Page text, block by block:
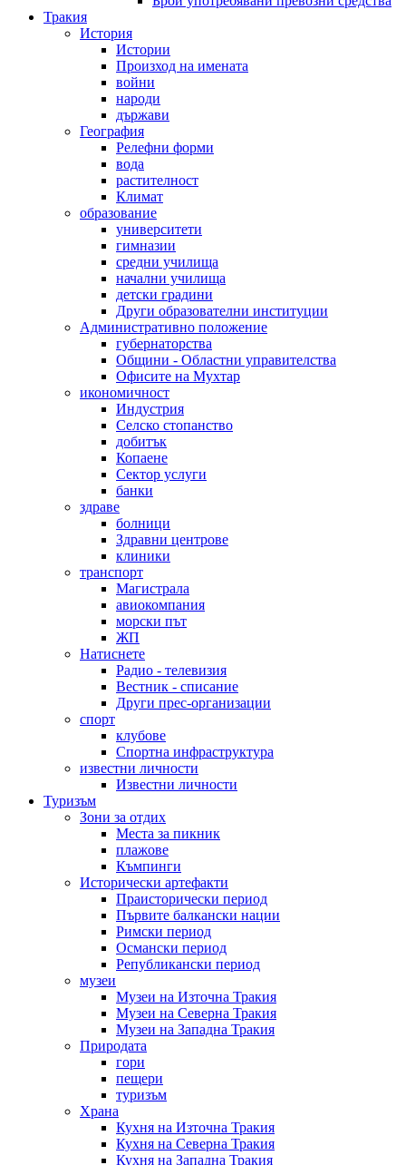
Тракия
История
Истории
Произход на имената
войни
народи
държави
География
Релефни форми
вода
растителност
Климат
образование
университети
гимназии
средни училища
начални училища
детски градини
Други образователни институции
Административно положение
губернаторства
Общини - Областни управителства
Офисите на Мухтар
икономичност
Индустрия
Селско стопанство
добитък
Копаене
Сектор услуги
банки
здраве
болници
Здравни центрове
клиники
транспорт
Магистрала
авиокомпания
морски път
ЖП
Натиснете
Радио - телевизия
Вестник - списание
Други прес-организации
спорт
клубове
Спортна инфраструктура
известни личности
Известни личности
Туризъм
Зони за отдих
Места за пикник
плажове
Къмпинги
Исторически артефакти
Праисторически период
Първите балкански нации
Римски период
Османски период
Републикански период
музеи
Музеи на Източна Тракия
Музеи на Северна Тракия
Музеи на Западна Тракия
Природата
гори
пещери
туризъм
Храна
Кухня на Източна Тракия
Кухня на Северна Тракия
Кухня на Западна Тракия